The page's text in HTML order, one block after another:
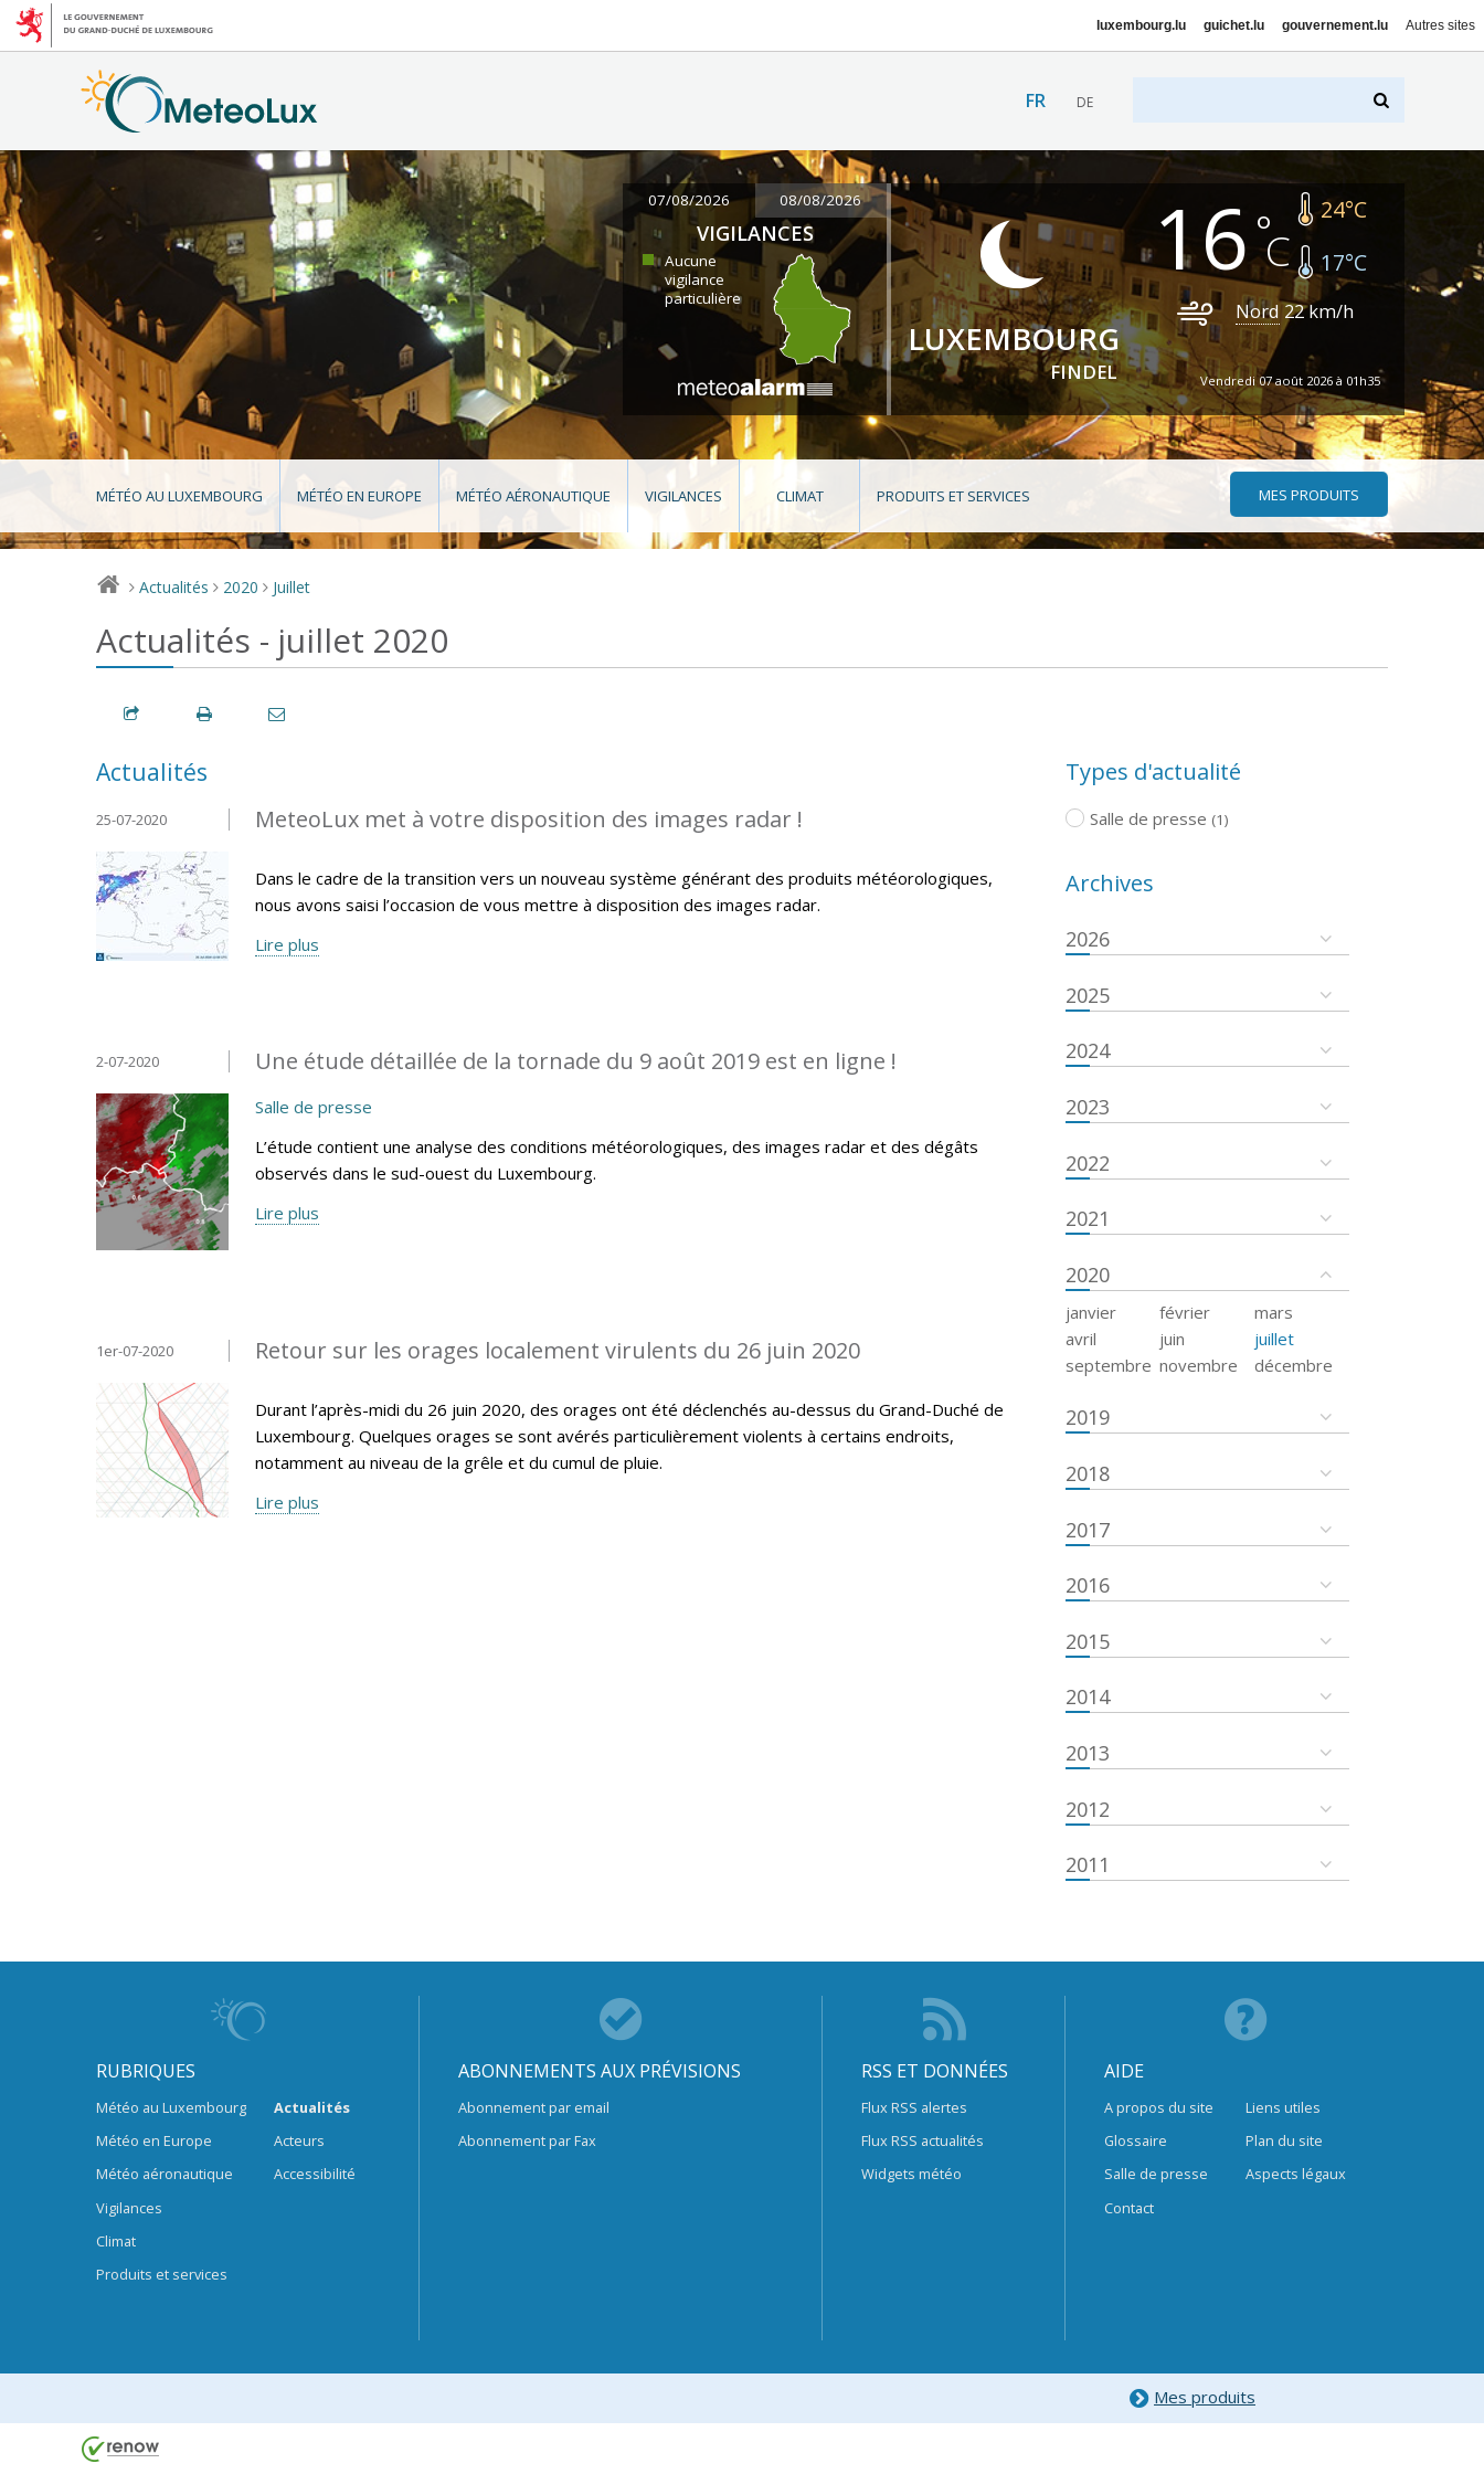
luxembourg.lu guichet.lu gouvernement.lu Autres sites
FR DE
07/08/2026 08/08/2026
VIGILANCES
Aucune
vigilance
particulière
LUXEMBOURG
FINDEL
16 24°C
17°C
Nord 22km/h
Vendredi 07 août 2026 à 01h35
MÉTÉO AU LUXEMBOURG MÉTÉO EN EUROPE MÉTÉO AÉRONAUTIQUE VIGILANCES CLIMAT PRODUITS ET SERVICES MES PRODUITS
> Actualités > 2020 > Juillet
Actualités - juillet 2020
Actualités
MeteoLux met à votre disposition des images radar !
25-07-2020
Dans le cadre de la transition vers un nouveau système générant des produits météorologiques,
nous avons saisi l’occasion de vous mettre à disposition des images radar.
Lire plus
Une étude détaillée de la tornade du 9 août 2019 est en ligne !
2-07-2020
Salle de presse
L’étude contient une analyse des conditions météorologiques, des images radar et des dégâts
observés dans le sud-ouest du Luxembourg.
Lire plus
Retour sur les orages localement virulents du 26 juin 2020
1er-07-2020
Durant l’après-midi du 26 juin 2020, des orages ont été déclenchés au-dessus du Grand-Duché de
Luxembourg. Quelques orages se sont avérés particulièrement violents à certains endroits,
notamment au niveau de la grêle et du cumul de pluie.
Lire plus
Types d'actualité
Salle de presse (1)
Archives
2026
2025
2024
2023
2022
2021
2020
janvier février
mars
avril
juin
juillet
septembre novembre décembre
2019
2018
2017
2016
2015
2014
2013
2012
2011
RUBRIQUES
Météo au Luxembourg
Météo en Europe
Météo aéronautique
Vigilances
Climat
Produits et services
Actualités
Acteurs
Accessibilité
ABONNEMENTS AUX PRÉVISIONS
Abonnement par email
Abonnement par Fax
RSS ET DONNÉES
Flux RSS alertes
Flux RSS actualités
Widgets météo
AIDE
A propos du site
Glossaire
Salle de presse
Contact
Liens utiles
Plan du site
Aspects légaux
Mes produits